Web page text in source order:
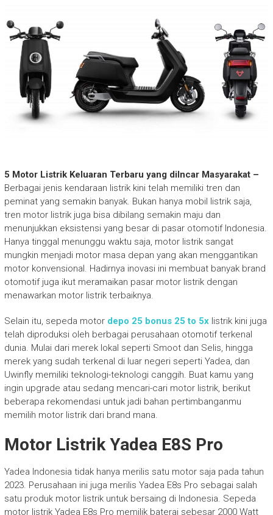
5 Motor Listrik Keluaran Terbaru yang diIncar Masyarakat –
Berbagai jenis kendaraan listrik kini telah memiliki tren dan
peminat yang semakin banyak. Bukan hanya mobil listrik saja,
tren motor listrik juga bisa dibilang semakin maju dan
menunjukkan eksistensi yang besar di pasar otomotif Indonesia.
Hanya tinggal menunggu waktu saja, motor listrik sangat
mungkin menjadi motor masa depan yang akan menggantikan
motor konvensional. Hadirnya inovasi ini membuat banyak brand
otomotif juga ikut meramaikan pasar motor listrik dengan
menawarkan motor listrik terbaiknya.
Selain itu, sepeda motor depo 25 bonus 25 to 5xlistrik kini juga
telah diproduksi oleh berbagai perusahaan otomotif terkenal
dunia. Mulai dari merek lokal seperti Smoot dan Selis, hingga
merek yang sudah terkenal di luar negeri seperti Yadea, dan
Uwinfly memiliki teknologi-teknologi canggih. Buat kamu yang
ingin upgrade atau sedang mencari-cari motor listrik, berikut
beberapa rekomendasi untuk jadi bahan pertimbanganmu
memilih motor listrik dari brand mana.
Motor Listrik Yadea E8S Pro
Yadea Indonesia tidak hanya merilis satu motor saja pada tahun
2023. Perusahaan ini juga merilis Yadea E8s Pro sebagai salah
satu produk motor listrik untuk bersaing di Indonesia. Sepeda
motor listrik Yadea E8s Pro memilik baterai sebesar 2000 Watt